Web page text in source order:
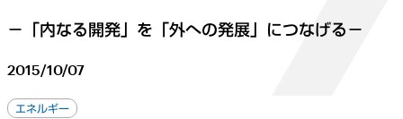
－「内なる開発」を「外への発展」につなげる－
2015/10/07
エネルギー